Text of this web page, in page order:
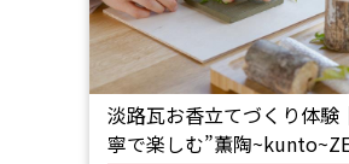
淡路瓦お香立てづくり体
寧で楽しむ”薫陶